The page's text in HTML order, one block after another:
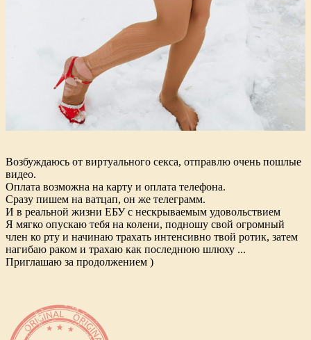
Возбуждаюсь от виртуального секса, отправлю очень пошлые
видео.
Оплата возможна на карту и оплата телефона.
Сразу пишем на ватцап, он же телеграмм.
И в реальной жизни ЕБУ с нескрываемым удовольствием
Я мягко опускаю тебя на колени, подношу свой огромный
член ко рту и начинаю трахать интенсивно твой ротик, затем
нагибаю раком и трахаю как последнюю шлюху ...
Приглашаю за продолжением )